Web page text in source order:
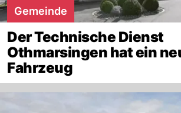
Gemeinde
Der Technische Dienst
Othmarsingen hat ein
Fahrzeug